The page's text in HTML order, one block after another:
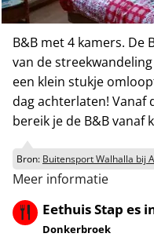
B&B met 4 kamers. De
van de
een klein stukje
dag achterlaten! Vanaf
bereik je de B&B vanaf
Bron: Buitensport Walhalla bij
Meer informatie
Eethuis Stap es
Donkerbroek